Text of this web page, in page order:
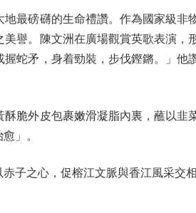
磅礴的生命禮讚。作為國家級非
譽。陳文洲在廣場觀賞英歌表演，
蛇矛，身着勁裝，步伐鏗鏘。」他
外皮包裹嫩滑凝脂內裏，蘸以韭
」。
之心，促榕江文脈與香江風采交相